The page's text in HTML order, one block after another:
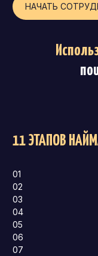
НАЧАТЬ
11 ЭТАПОВ
01
02
03
04
05
06
07